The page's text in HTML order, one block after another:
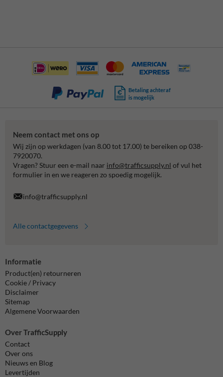
Betaling achteraf
is mogelijk
Neem contact met ons op
Wij zijn op werkdagen (van 8.00 tot 17.00) te bereiken op 038-
7920070.
Vragen? Stuur een e-mail naar info@trafficsupply.nl of vul het
formulier in en we reageren zo spoedig mogelijk.
info@trafficsupply.nl
Alle contactgegevens
Informatie
Product(en) retourneren
Cookie / Privacy
Disclaimer
Sitemap
Algemene Voorwaarden
Over TrafficSupply
Contact
Over ons
Nieuws en Blog
Levertijden